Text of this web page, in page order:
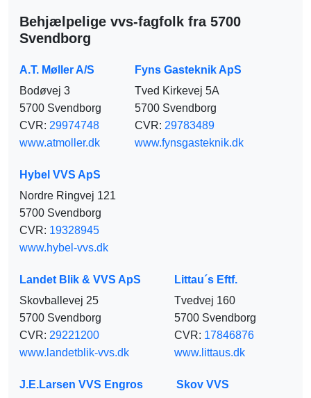
Behjælpelige vvs-fagfolk fra 5700
Svendborg
A.T. Møller A/S
Bodøvej 3
5700 Svendborg
CVR: 29974748
www.atmoller.dk
Fyns Gasteknik​ ApS
Tved Kirkevej 5A
5700 Svendborg
CVR: 29783489
www.fynsgasteknik.dk
Hybel VVS ApS
Nordre Ringvej 121
5700 Svendborg
CVR: 19328945
www.hybel-vvs.dk
Landet Blik & VVS ApS
Skovballevej 25
5700 Svendborg
CVR: 29221200
www.landetblik-vvs.dk
Littau´s Eftf.
Tvedvej 160
5700 Svendborg
CVR: 17846876
www.littaus.dk
J.E.Larsen VVS Engros
Skov VVS